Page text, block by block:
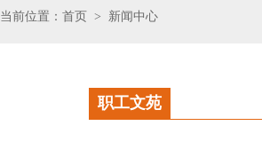
当前位置：首页 > 新闻中心
职工文苑